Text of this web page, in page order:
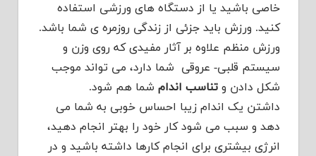
خاصی باشید یا از دستگاه های ورزشی استفاده
کنید. ورزش باید جزئی از زندگی روزمره ی شما باشد.
ورزش منظم علاوه بر آثار مفیدی که روی وزن و
سیستم قلبی- عروقی شما دارد، می تواند موجب
شکل دادن و تناسب اندام شما هم شود.
داشتن یک اندام زیبا احساس خوبی به شما می
دهد و سبب می شود کار خود را بهتر انجام دهید،
انرژی بیشتری برای انجام کارها داشته باشید و در